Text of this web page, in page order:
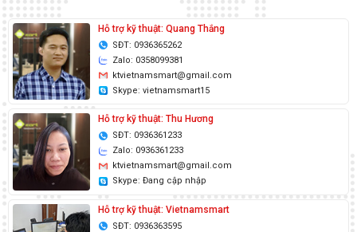
Hỗ trợ kỹ thuật: Quang Thắng
SĐT: 0936365262
Zalo: 0358099381
ktvietnamsmart@gmail.com
Skype: vietnamsmart15
Hỗ trợ kỹ thuật: Thu Hương
SĐT: 0936361233
Zalo: 0936361233
ktvietnamsmart@gmail.com
Skype: Đang cập nhập
Hỗ trợ kỹ thuật: Vietnamsmart
SĐT: 0936363595